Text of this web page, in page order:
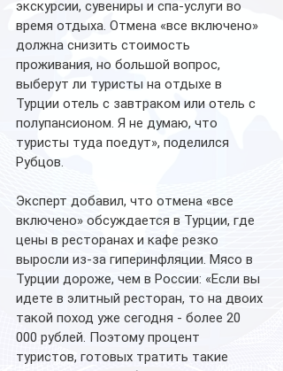
экскурсии, сувениры и спа-услуги во
время отдыха. Отмена «все включено»
должна снизить стоимость
проживания, но большой вопрос,
выберут ли туристы на отдыхе в
Турции отель с завтраком или отель с
полупансионом. Я не думаю, что
туристы туда поедут», поделился
Рубцов.
Эксперт добавил, что отмена «все
включено» обсуждается в Турции, где
цены в ресторанах и кафе резко
выросли из-за гиперинфляции. Мясо в
Турции дороже, чем в России: «Если вы
идете в элитный ресторан, то на двоих
такой поход уже сегодня - более 20
000 рублей. Поэтому процент
туристов, готовых тратить такие